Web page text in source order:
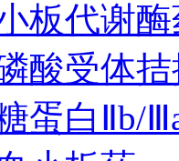
板代谢
酸受体
蛋白Ⅱb/